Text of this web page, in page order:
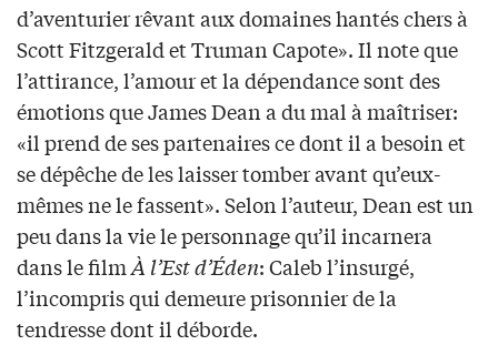
d’aventurier rêvant aux domaines hantés chers à
Scott Fitzgerald et Truman Capote». Il note que
l’attirance, l’amour et la dépendance sont des
émotions que James Dean a du mal à maîtriser:
«il prend de ses partenaires ce dont il a besoin et
se dépêche de les laisser tomber avant qu’eux-
mêmes ne le fassent». Selon l’auteur, Dean est un
peu dans la vie le personnage qu’il incarnera
dans le filmÀ l’Est d’Éden: Caleb l’insurgé,
l’incompris qui demeure prisonnier de la
tendresse dont il déborde.